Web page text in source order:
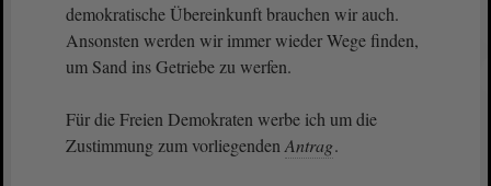
demokratische Übereinkunft brauchen wir auch.
Ansonsten werden wir immer wieder Wege finden,
um Sand ins Getriebe zu werfen.
Für die Freien Demokraten werbe ich um die
Zustimmung zum vorliegenden Antrag.